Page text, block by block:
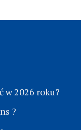
w 2026 roku?
?